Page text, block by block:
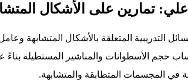
تمارين على الأشكال
التدريبية المتعلقة بالأشكال المتشابهة
حجم الأسطوانات والمناشير المستطيلة بناءً
في المجسمات المتطابقة والمتشابهة.